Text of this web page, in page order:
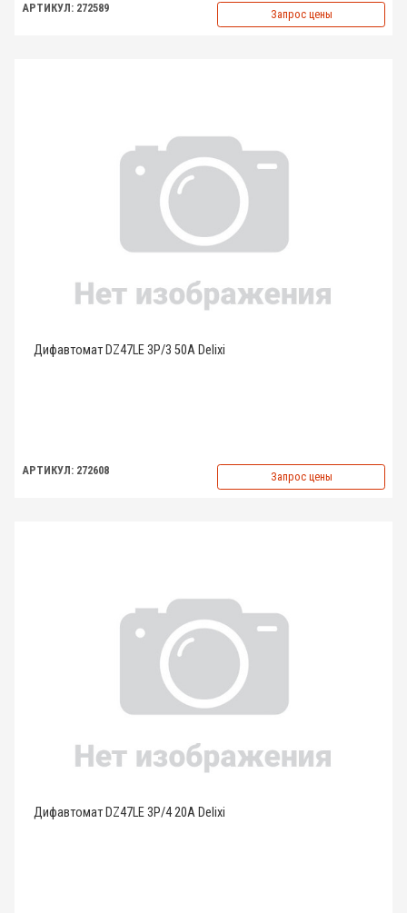
АРТИКУЛ: 272589 Запрос цены
Дифавтомат DZ47LE 3P/3 50A Delixi
АРТИКУЛ: 272608 Запрос цены
Дифавтомат DZ47LE 3P/4 20A Delixi